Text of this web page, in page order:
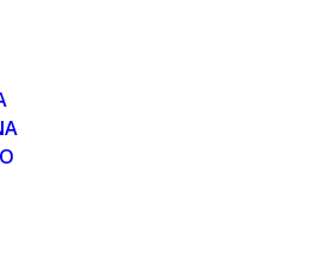
UP: UN MODELLO
DELLA
PEDIATRICA A
IN